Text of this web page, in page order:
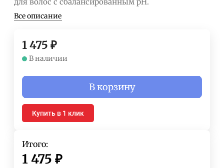
Все описание
1 475 ₽
В наличии
В корзину
Купить в 1 клик
Итого:
1 475 ₽